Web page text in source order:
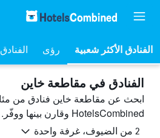
رؤى
الفنادق في مقاطعة خاين
ابحث عن مقاطعة خاين فنادق من
HotelsCombined وقارن بينها ووفّر.
2 من الضيوف، غرفة واحدة